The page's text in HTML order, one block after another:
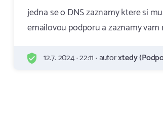
jedna se o DNS zaznamy ktere si
emailovou podporu a zaznamy vam
12.7. 2024 · 22:11 · autorxtedy